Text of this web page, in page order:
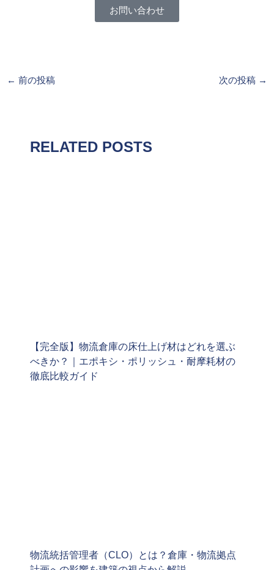
お問い合わせ
← 前の投稿 次の投稿 →
RELATED POSTS
【完全版】物流倉庫の床仕上げ材はどれを選ぶ
べきか？｜エポキシ・ポリッシュ・耐摩耗材の
徹底比較ガイド
物流統括管理者（CLO）とは？倉庫・物流拠点